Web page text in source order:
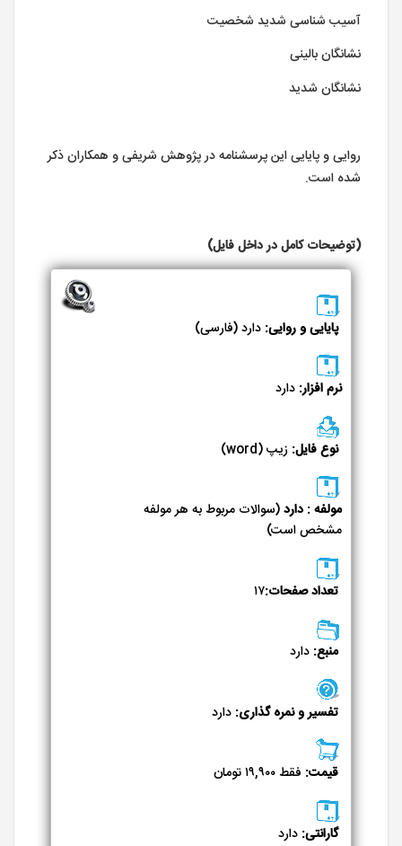
آسیب شناسی شدید شخصیت
نشانگان بالینی
نشانگان شدید
روایی و پایایی این پرسشنامه در پژوهش شریفی و همکاران ذکر
شده است.
(توضیحات کامل در داخل فایل)
پایایی و روایی: دارد (فارسی)
نرم افزار: دارد
نوع فایل: زیپ (word)
مولفه : دارد(سوالات مربوط به هر مولفه
مشخص است)
تعداد صفحات:۱۷
منبع: دارد
تفسیر و نمره گذاری: دارد
قیمت: فقط ۱۹,۹۰۰ تومان
گارانتی: دارد